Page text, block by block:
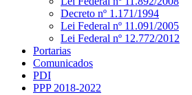
Decreto nº 1.171/1994
Lei Federal nº 11.091/2005
Lei Federal nº 12.772/2012
Portarias
Comunicados
PDI
PPP 2018-2022